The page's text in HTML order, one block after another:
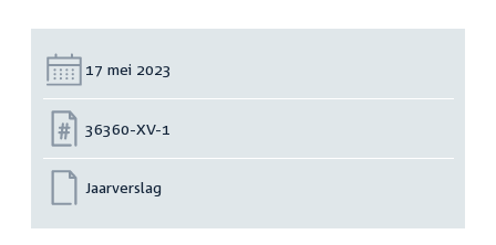
Datum:
17 mei 2023
Nummer:
36360-XV-1
Jaarverslag